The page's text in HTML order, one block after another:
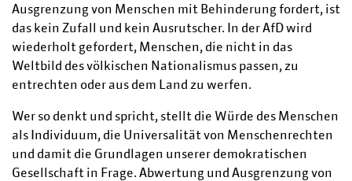
Ausgrenzung von Menschen mit Behinderung fordert, ist
das kein Zufall und kein Ausrutscher. In der AfD wird
wiederholt gefordert, Menschen, die nicht in das
Weltbild des völkischen Nationalismus passen, zu
entrechten oder aus dem Land zu werfen.
Wer so denkt und spricht, stellt die Würde des Menschen
als Individuum, die Universalität von Menschenrechten
und damit die Grundlagen unserer demokratischen
Gesellschaft in Frage. Abwertung und Ausgrenzung von